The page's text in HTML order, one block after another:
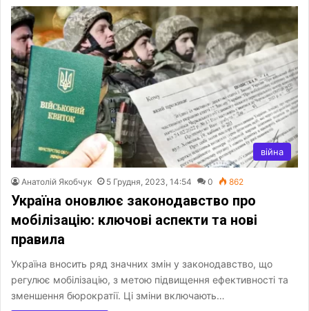
війна
Анатолій Якобчук 5 Грудня, 2023, 14:54 0 862
Україна оновлює законодавство про
мобілізацію: ключові аспекти та нові
правила
Україна вносить ряд значних змін у законодавство, що
регулює мобілізацію, з метою підвищення ефективності та
зменшення бюрократії. Ці зміни включають…